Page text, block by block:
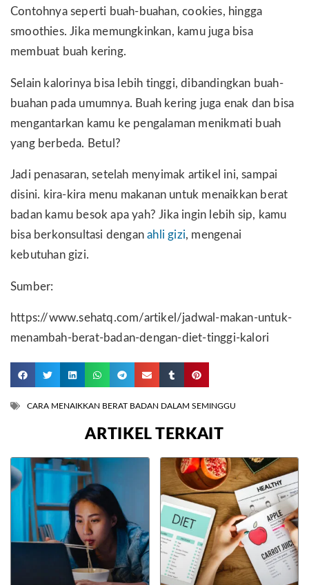
Contohnya seperti buah-buahan, cookies, hingga
smoothies. Jika memungkinkan, kamu juga bisa
membuat buah kering.
Selain kalorinya bisa lebih tinggi, dibandingkan buah-
buahan pada umumnya. Buah kering juga enak dan bisa
mengantarkan kamu ke pengalaman menikmati buah
yang berbeda. Betul?
Jadi penasaran, setelah menyimak artikel ini, sampai
disini. kira-kira menu makanan untuk menaikkan berat
badan kamu besok apa yah? Jika ingin lebih sip, kamu
bisa berkonsultasi denganahli gizi, mengenai
kebutuhan gizi.
Sumber:
https://www.sehatq.com/artikel/jadwal-makan-untuk-
menambah-berat-badan-dengan-diet-tinggi-kalori
CARA MENAIKKAN BERAT BADAN DALAM SEMINGGU
ARTIKEL TERKAIT